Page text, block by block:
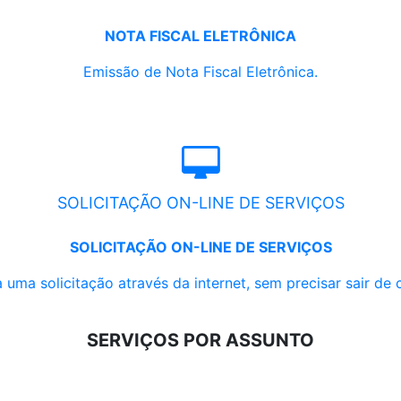
NOTA FISCAL ELETRÔNICA
Emissão de Nota Fiscal Eletrônica.
SOLICITAÇÃO ON-LINE DE SERVIÇOS
SOLICITAÇÃO ON-LINE DE SERVIÇOS
uma solicitação através da internet, sem precisar sair de
SERVIÇOS POR ASSUNTO